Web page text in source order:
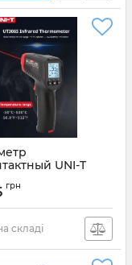
UNI-T
-50℃～500℃
UNI-T UT306S
грн
складі